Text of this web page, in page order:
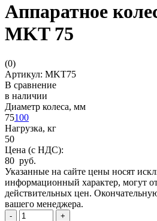
Аппаратное
MKT 75
(0)
Артикул: MKT75
В сравнение
в наличии
Диаметр колеса, мм
75100
Нагрузка, кг
50
Цена (с НДС):
80 руб.
Указанные на сайте цены носят
информационный характер, могут
действительных цен.
вашего менеджера.
- +